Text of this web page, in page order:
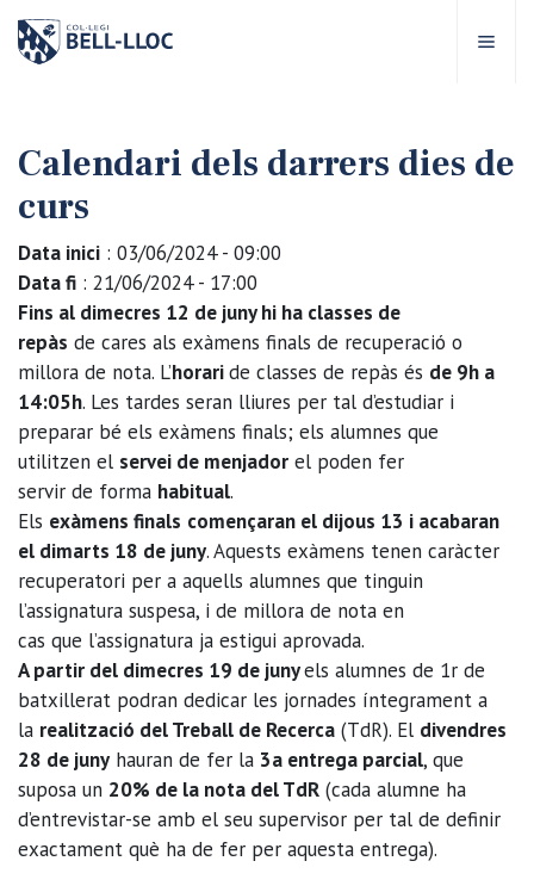
Bell-lloc
Educatiu
educatives
Escolars
Bell-lloc
Calendari dels darrers dies de
curs
Data inici : 03/06/2024 - 09:00
Data fi : 21/06/2024 - 17:00
Fins al dimecres 12 de juny hi ha classes de
repàs de cares als exàmens finals de recuperació o
millora de nota. L’horaride classes de repàs és de 9h a
14:05h. Les tardes seran lliures per tal d’estudiar i
preparar bé els exàmens finals; els alumnes que
utilitzen el servei de menjador el poden fer
servir de forma habitual.
Els exàmens finals començaran el dijous 13 i acabaran
el dimarts 18 de juny. Aquests exàmens tenen caràcter
recuperatori per a aquells alumnes que tinguin
l’assignatura suspesa, i de millora de nota en
cas que l’assignatura ja estigui aprovada.
A partir del dimecres 19 de junyels alumnes de 1r de
batxillerat podran dedicar les jornades íntegrament a
la realització del Treball de Recerca (TdR). El divendres
28 de juny hauran de fer la 3a entrega parcial, que
suposa un 20% de la nota del TdR (cada alumne ha
d’entrevistar-se amb el seu supervisor per tal de definir
exactament què ha de fer per aquesta entrega).